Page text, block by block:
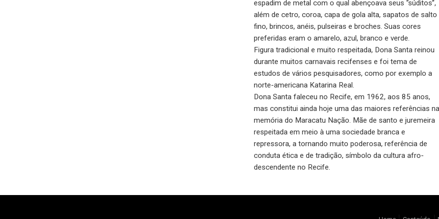
espadim de metal com o qual abençoava seus “súditos”,
além de cetro, coroa, capa de gola alta, sapatos de salto
fino, brincos, anéis, pulseiras e broches. Suas cores
preferidas eram o amarelo, azul, branco e verde.
Figura tradicional e muito respeitada, Dona Santa reinou
durante muitos carnavais recifenses e foi tema de
estudos de vários pesquisadores, como por exemplo a
norte-americana Katarina Real.
Dona Santa faleceu no Recife, em 1962, aos 85 anos,
mas constitui ainda hoje uma das maiores referências na
memória do Maracatu Nação. Mãe de santo e juremeira
respeitada em meio à uma sociedade branca e
repressora, a tornando muito poderosa, referência de
conduta ética e de tradição, símbolo da cultura afro-
descendente no Recife.